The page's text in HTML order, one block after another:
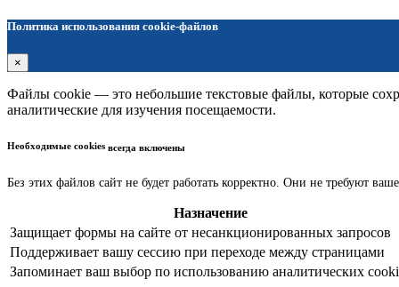
Политика использования cookie-файлов
×
Файлы cookie — это небольшие текстовые файлы, которые
аналитические для изучения посещаемости.
Необходимые cookies всегда включены
Без этих файлов сайт не будет работать корректно. Они не требуют
Назначение
Защищает формы на сайте от несанкционированных запросов
Поддерживает вашу сессию при переходе между страницами
Запоминает ваш выбор по использованию аналитических